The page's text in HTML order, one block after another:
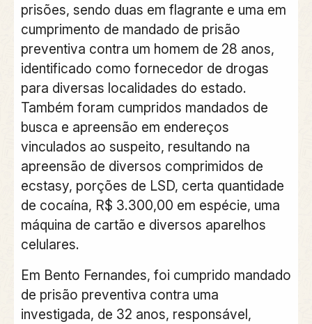
prisões, sendo duas em flagrante e uma em
cumprimento de mandado de prisão
preventiva contra um homem de 28 anos,
identificado como fornecedor de drogas
para diversas localidades do estado.
Também foram cumpridos mandados de
busca e apreensão em endereços
vinculados ao suspeito, resultando na
apreensão de diversos comprimidos de
ecstasy, porções de LSD, certa quantidade
de cocaína, R$ 3.300,00 em espécie, uma
máquina de cartão e diversos aparelhos
celulares.
Em Bento Fernandes, foi cumprido mandado
de prisão preventiva contra uma
investigada, de 32 anos, responsável,